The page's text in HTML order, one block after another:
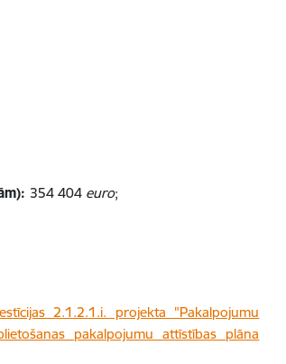
354 404 euro;
2.1.2.1.i. projekta "Pakalpojumu
pakalpojumu attīstības plāna